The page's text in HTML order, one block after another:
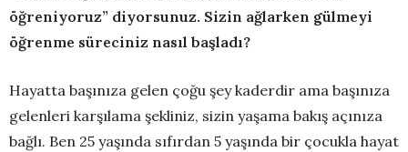
öğreniyoruz” diyorsunuz. Sizin ağlarken gülmeyi
öğrenme süreciniz nasıl başladı?
Hayatta başınıza gelen çoğu şey kaderdir ama başınıza
gelenleri karşılama şekliniz, sizin yaşama bakış açınıza
bağlı. Ben 25 yaşında sıfırdan 5 yaşında bir çocukla hayat